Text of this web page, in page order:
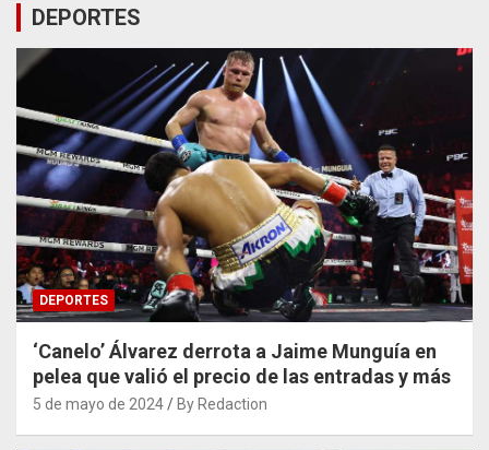
DEPORTES
DEPORTES
‘Canelo’ Álvarez derrota a Jaime Munguía en
pelea que valió el precio de las entradas y más
5 de mayo de 2024 By Redaction